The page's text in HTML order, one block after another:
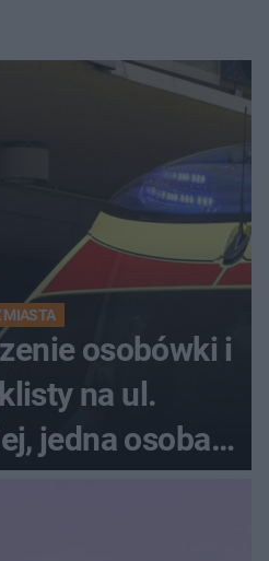
MIASTA
osobówki i
na ul.
jedna osoba